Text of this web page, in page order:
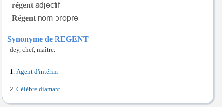
régent
Régent
Synonyme de REGENT
dey, chef, maître.
Agent d'intérim
Célèbre diamant